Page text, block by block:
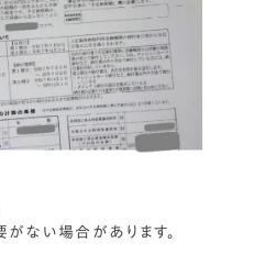
ない場合があります。